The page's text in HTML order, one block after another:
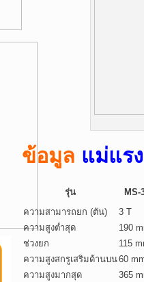
ข้อมูล แม่แร
รุ่น
MS-
ความสามารถยก (ตัน)
3 T
ความสูงต่ำสุด
190
ช่วงยก
115
ความสูงสกรูเสริมด้านบน60
ความสูงมากสุด
365